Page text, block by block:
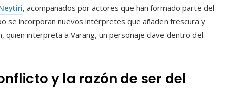
, acompañados por actores que han formado parte del
se incorporan nuevos intérpretes que añaden frescura y
quien interpreta a Varang, un personaje clave dentro del
y la razón de ser del